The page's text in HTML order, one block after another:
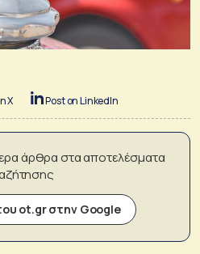
X Post on LinkedIn
άρθρα στα αποτελέσματα
ot.gr στην Google